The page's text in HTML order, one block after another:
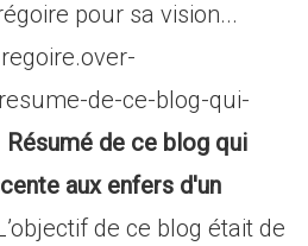
pour sa vision...
de-ce-blog-qui-
Résumé de ce blog qui
aux enfers d'un
de ce blog était de